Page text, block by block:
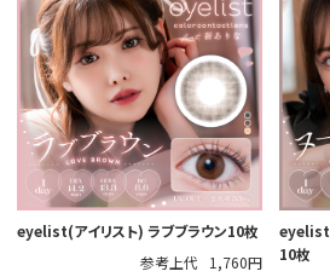
eyelist(アイリスト) ラブブラウン10枚
参考上代
1,760円
eyelist(
10枚